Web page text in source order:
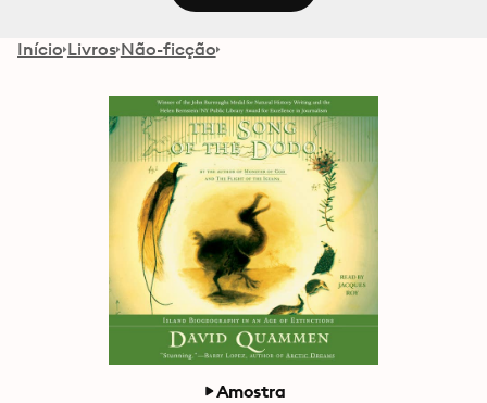
Início Livros Não-ficção
Amostra